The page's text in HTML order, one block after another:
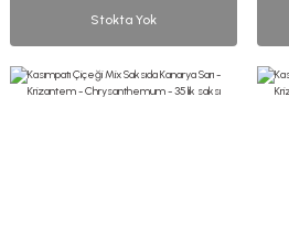
Stokta Yok